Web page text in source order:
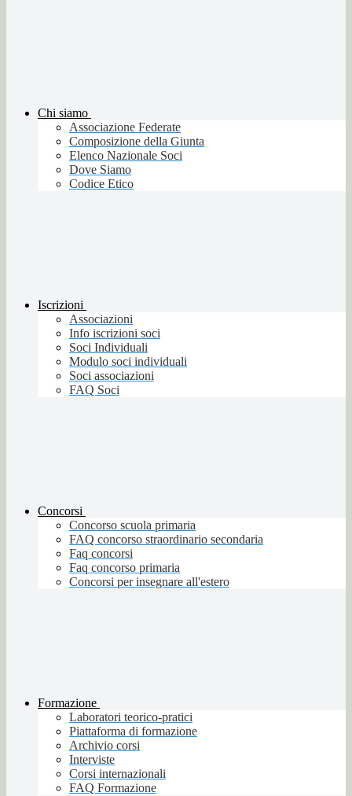
Chi siamo
Associazione Federate
Composizione della Giunta
Elenco Nazionale Soci
Dove Siamo
Codice Etico
Iscrizioni
Associazioni
Info iscrizioni soci
Soci Individuali
Modulo soci individuali
Soci associazioni
FAQ Soci
Concorsi
Concorso scuola primaria
FAQ concorso straordinario secondaria
Faq concorsi
Faq concorso primaria
Concorsi per insegnare all'estero
Formazione
Laboratori teorico-pratici
Piattaforma di formazione
Archivio corsi
Interviste
Corsi internazionali
FAQ Formazione